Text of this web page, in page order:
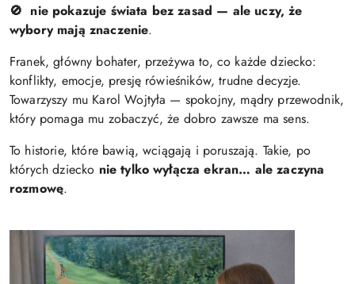
🚫
nie pokazuje świata bez zasad — ale uczy, że
wybory mają znaczenie.
Franek, główny bohater, przeżywa to, co każde dziecko:
konflikty, emocje, presję rówieśników, trudne decyzje.
Towarzyszy mu Karol Wojtyła — spokojny, mądry przewodnik,
który pomaga mu zobaczyć, że dobro zawsze ma sens.
To historie, które bawią, wciągają i poruszają. Takie, po
których dziecko nie tylko wyłącza ekran… ale zaczyna
rozmowę.